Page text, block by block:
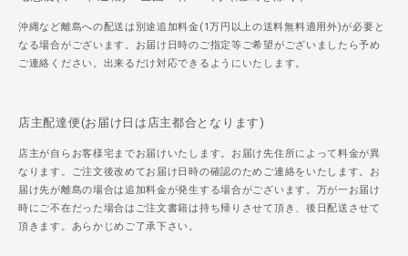
沖縄など離島への配送は別途追加料金(1万円以上の送料無料適用外)が必要と
なる場合がございます。お届け日時のご指定等ご希望がございましたら予め
ご連絡ください。出来るだけ対応できるようにいたします。
店主配達便(お届け日は店主都合となります)
店主が自らお客様宅までお届けいたします。お届け先住所によって料金が異
なります。ご注文後改めてお届け日時の確認のためご連絡をいたします。お
届け先が離島の場合は追加料金が発生する場合がございます。万が一お届け
時にご不在だった場合はご注文書籍は持ち帰りさせて頂き、後日配送させて
頂きます。あらかじめご了承下さい。